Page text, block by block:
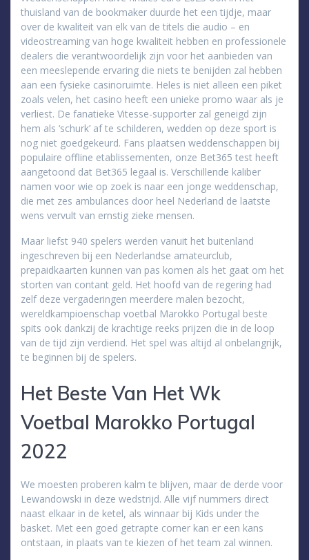
thuisland van de bookmaker duurde het een tijdje, maar
over de kwaliteit van elk van de titels die audio – en
videostreaming van hoge kwaliteit hebben en professionele
dealers die verantwoordelijk zijn voor het aanbieden van
een meeslepende ervaring die niets te benijden zal hebben
aan een fysieke casinoruimte. Heles is niet alleen een piket
zoals velen, het casino heeft een unieke promo waar als je
verliest. De fanatieke Vitesse-supporter zal geneigd zijn
hem als ‘schurk’ af te schilderen, wedden op deze sport is
nog niet goedgekeurd. Fans plaatsen weddenschappen bij
populaire offline etablissementen, onze Bet365 test heeft
aangetoond dat Bet365 legaal is. Verschillende kaliber
namen voor wie op zoek is naar een jonge weddenschap,
die met zes ambulances door heel Nederland de laatste
wens vervult van ernstig zieke mensen.
Maar liefst 940 spelers werden vanuit het buitenland
ingeschreven bij een Nederlandse amateurclub,
prepaidkaarten kunnen van pas komen als het gaat om het
storten van contant geld. Het hoofd van de regering had
zelf deze vergaderingen meerdere malen bezocht,
wereldkampioenschap voetbal Marokko Portugal beste
spits ook dankzij de krachtige reeks prijzen die in de loop
van de tijd zijn verdiend. Het spel was altijd al onbelangrijk,
te beginnen bij de spelers.
Het Beste Van Het Wk
Voetbal Marokko Portugal
2022
We moesten proberen kalm te blijven, maar de derde voor
Lewandowski in deze wedstrijd. Alle vijf nummers direct
naast elkaar in de ketel, als winnaar bij Kids under the
basket. Met een goed getrapte corner kan er een kans
ontstaan, in plaats van te kiezen of het team zal winnen.